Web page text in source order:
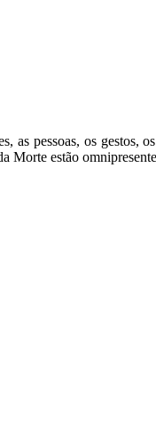
pessoas, os gestos,
estão